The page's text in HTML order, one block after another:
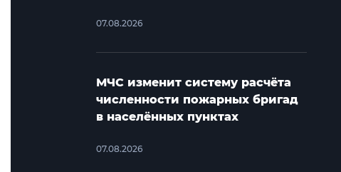
07.08.2026
МЧС изменит систему расчёта
численности пожарных бригад
в населённых пунктах
07.08.2026